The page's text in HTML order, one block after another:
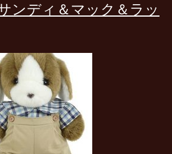
ンディ＆マック＆ラッ